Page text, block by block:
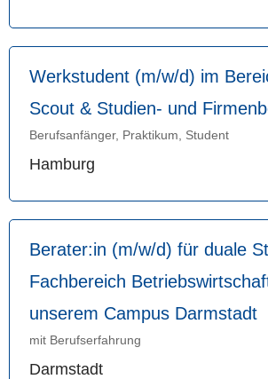
Werkstudent (m/w/d) im
Scout & Studien- und
Berufsanfänger, Praktikum, Student
Hamburg
Berater:in (m/w/d) für duale
Fachbereich
unserem Campus Darmstadt
mit Berufserfahrung
Darmstadt